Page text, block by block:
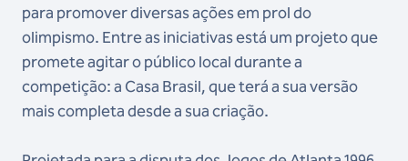
para promover diversas ações em prol do
olimpismo. Entre as iniciativas está um projeto que
promete agitar o público local durante a
competição: a Casa Brasil, que terá a sua versão
mais completa desde a sua criação.